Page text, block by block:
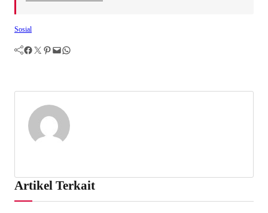
Sosial
Facebook Twitter Pinterest Mail WhatsApp
Artikel Terkait